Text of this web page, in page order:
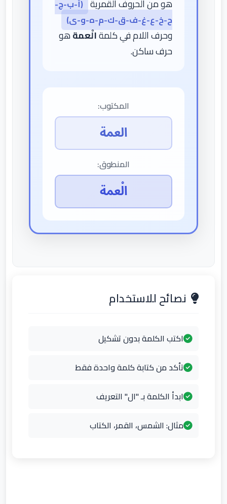
هو من الحروف القمرية (أ-ب-ج-
ح-خ-ع-غ-ف-ق-ك-م-ه-و-ى)
وحرف اللام في كلمةالْعمةهو
حرف ساكن.
المكتوب:
العمة
المنطوق:
الْعمة
نصائح للاستخدام
اكتب الكلمة بدون تشكيل
تأكد من كتابة كلمة واحدة فقط
ابدأ الكلمة بـ "ال" التعريف
مثال: الشمس، القمر، الكتاب